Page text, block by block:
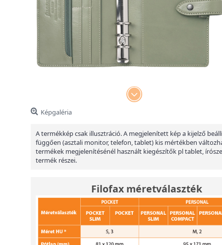
Képgaléria
A termékkép csak illusztráció. A megjelenített kép a kijelző
függően (asztali monitor, telefon, tablet) kis mértékben
termékek megjelenítésénél használt kiegészítők pl tablet,
termék részei.
Filofax méretválaszték